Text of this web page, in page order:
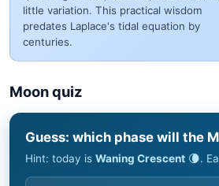
little variation. This practical wisdom
predates Laplace's tidal equation by
centuries.
Moon quiz
Guess: which phase will the
Hint: today is Waning Crescent 🌘.